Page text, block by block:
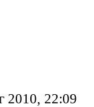
2010, 22:09